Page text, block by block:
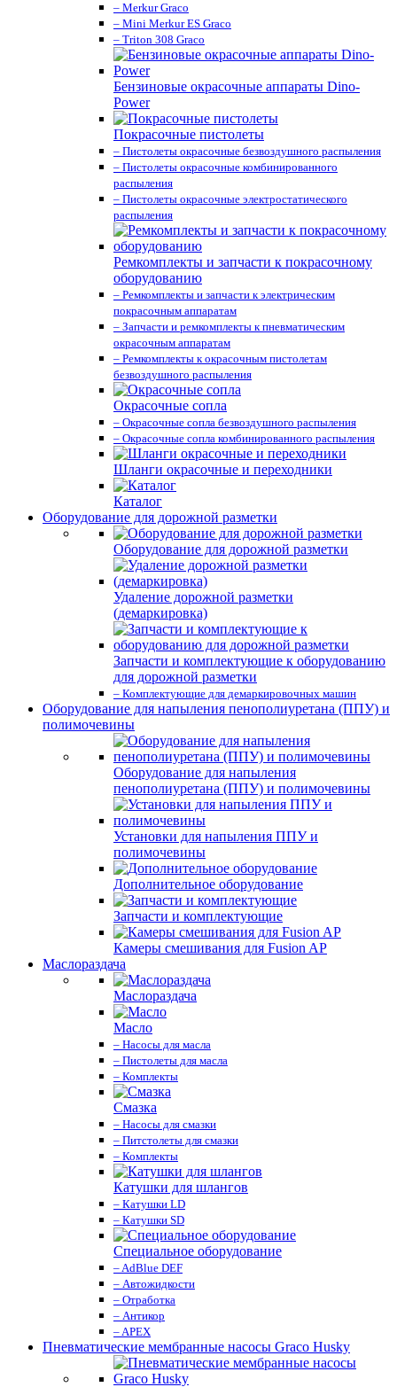
– Merkur Graco
– Mini Merkur ES Graco
– Triton 308 Graco
Бензиновые окрасочные аппараты Dino-
Power
Покрасочные пистолеты
– Пистолеты окрасочные безвоздушного распыления
– Пистолеты окрасочные комбинированного
распыления
– Пистолеты окрасочные электростатического
распыления
Ремкомплекты и запчасти к покрасочному
оборудованию
– Ремкомплекты и запчасти к электрическим
покрасочным аппаратам
– Запчасти и ремкомплекты к пневматическим
окрасочным аппаратам
– Ремкомплекты к окрасочным пистолетам
безвоздушного распыления
Окрасочные сопла
– Окрасочные сопла безвоздушного распыления
– Окрасочные сопла комбинированного распыления
Шланги окрасочные и переходники
Каталог
Оборудование для дорожной разметки
Оборудование для дорожной разметки
Удаление дорожной разметки
(демаркировка)
Запчасти и комплектующие к оборудованию
для дорожной разметки
– Комплектующие для демаркировочных машин
Оборудование для напыления пенополиуретана (ППУ) и
полимочевины
Оборудование для напыления
пенополиуретана (ППУ) и полимочевины
Установки для напыления ППУ и
полимочевины
Дополнительное оборудование
Запчасти и комплектующие
Камеры смешивания для Fusion AP
Маслораздача
Маслораздача
Масло
– Насосы для масла
– Пистолеты для масла
– Комплекты
Смазка
– Насосы для смазки
– Питстолеты для смазки
– Комплекты
Катушки для шлангов
– Катушки LD
– Катушки SD
Специальное оборудование
– AdBlue DEF
– Автожидкости
– Отработка
– Антикор
– APEX
Пневматические мембранные насосы Graco Husky